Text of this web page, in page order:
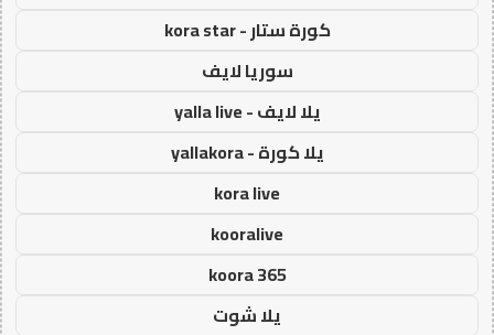
كورة ستار - kora star
سوريا لايف
يلا لايف - yalla live
يلا كورة - yallakora
kora live
kooralive
koora 365
يلا شوت